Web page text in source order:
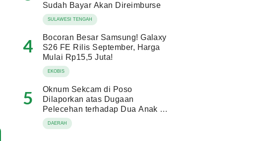
Sudah Bayar Akan Direimburse
SULAWESI TENGAH
4
Bocoran Besar Samsung! Galaxy
S26 FE Rilis September, Harga
Mulai Rp15,5 Juta!
EKOBIS
5
Oknum Sekcam di Poso
Dilaporkan atas Dugaan
Pelecehan terhadap Dua Anak di
Bawah Umur
DAERAH